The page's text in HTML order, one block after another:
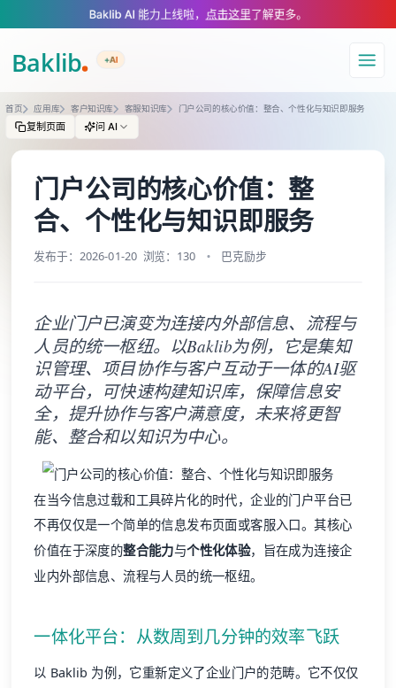
A Markdown version of this page is available at https://
Baklib AI 能力上线啦， 点击这里了解更多。
+AI
导航
首页 应用库 客户知识库 客服知识库 门户公司的核心价值：整合、个性化与知识即服务
复制页面 问 AI
门户公司的核心价值：整
合、个性化与知识即服务
发布于：2026-01-20 浏览：130 巴克励步
企业门户已演变为连接内外部信息、流程与
人员的统一枢纽。以Baklib为例，它是集知
识管理、项目协作与客户互动于一体的AI驱
动平台，可快速构建知识库，保障信息安
全，提升协作与客户满意度，未来将更智
能、整合和以知识为中心。
在当今信息过载和工具碎片化的时代，企业的门户平台已
不再仅仅是一个简单的信息发布页面或客服入口。其核心
价值在于深度的整合能力与个性化体验，旨在成为连接企
业内外部信息、流程与人员的统一枢纽。
一体化平台：从数周到几分钟的效率飞跃
以 Baklib 为例，它重新定义了企业门户的范畴。它不仅仅